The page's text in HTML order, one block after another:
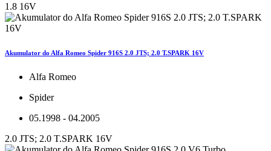
1.8 16V
Akumulator do Alfa Romeo Spider 916S 2.0 JTS; 2.0 T.SPARK 16V
Alfa Romeo
Spider
05.1998 - 04.2005
2.0 JTS; 2.0 T.SPARK 16V